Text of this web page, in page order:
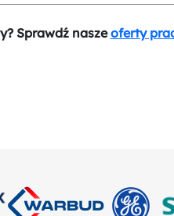
Sprawdź naszeoferty